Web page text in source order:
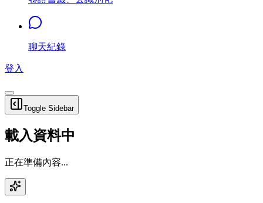
聊天紀錄
登入
Toggle Sidebar
載入資料中
正在準備內容...